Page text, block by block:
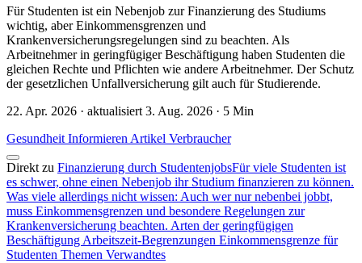
Für Studenten ist ein Nebenjob zur Finanzierung des Studiums
wichtig, aber Einkommensgrenzen und
Krankenversicherungsregelungen sind zu beachten. Als
Arbeitnehmer in geringfügiger Beschäftigung haben Studenten die
gleichen Rechte und Pflichten wie andere Arbeitnehmer. Der Schutz
der gesetzlichen Unfallversicherung gilt auch für Studierende.
22. Apr. 2026 · aktualisiert 3. Aug. 2026 · 5 Min
Gesundheit Informieren Artikel Verbraucher
Direkt zu Finanzierung durch StudentenjobsFür viele Studenten ist
es schwer, ohne einen Nebenjob ihr Studium finanzieren zu können.
Was viele allerdings nicht wissen: Auch wer nur nebenbei jobbt,
muss Einkommensgrenzen und besondere Regelungen zur
Krankenversicherung beachten. Arten der geringfügigen
Beschäftigung Arbeitszeit-Begrenzungen Einkommensgrenze für
Studenten Themen Verwandtes